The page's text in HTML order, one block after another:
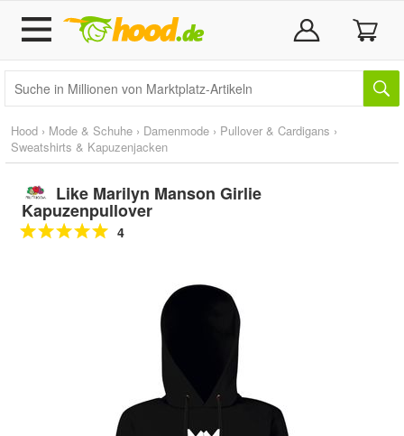
Hood › Mode & Schuhe › Damenmode › Pullover & Cardigans ›
Sweatshirts & Kapuzenjacken
Like Marilyn Manson Girlie
Kapuzenpullover
4